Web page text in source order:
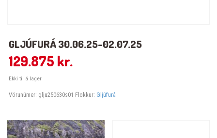
GLJÚFURÁ 30.06.25-02.07.25
129.875 kr.
Ekki til á lager
Vörunúmer: glju250630s01 Flokkur: Gljúfurá